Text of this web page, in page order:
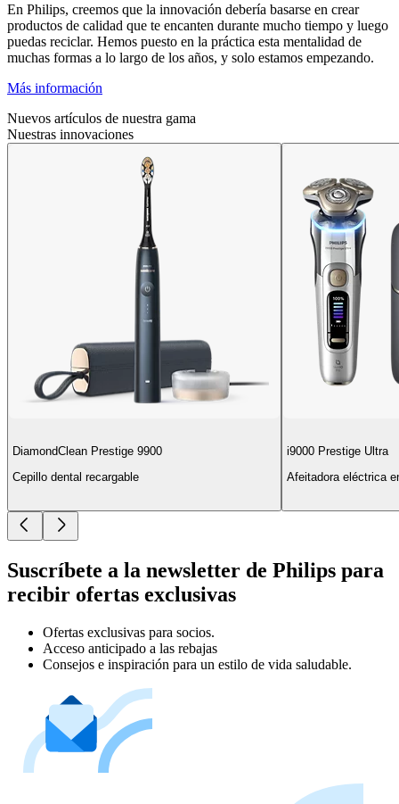
En Philips, creemos que la innovación debería basarse en crear
productos de calidad que te encanten durante mucho tiempo y luego
puedas reciclar. Hemos puesto en la práctica esta mentalidad de
muchas formas a lo largo de los años, y solo estamos empezando.
Más información
Nuevos artículos de nuestra gama
Nuestras innovaciones
DiamondClean Prestige 9900
Cepillo dental recargable
i9000 Prestige Ultra
Afeitadora eléctrica
Suscríbete a la newsletter de Philips para
recibir ofertas exclusivas
Ofertas exclusivas para socios.
Acceso anticipado a las rebajas
Consejos e inspiración para un estilo de vida saludable.